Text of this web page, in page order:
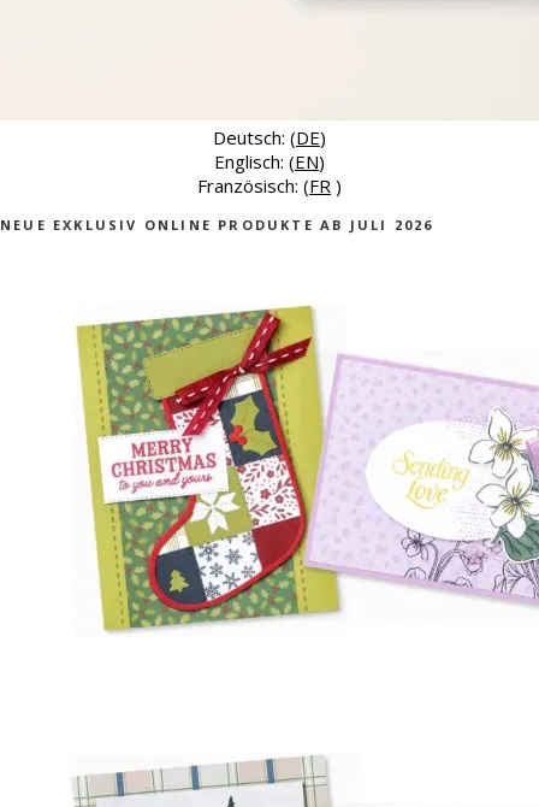
Deutsch: (DE)
Englisch: (EN)
Französisch: (FR )
NEUE EXKLUSIV ONLINE PRODUKTE AB JULI 2026